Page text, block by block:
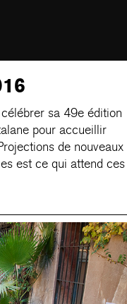
sa 49e édition
pour accueillir
de nouveaux
est ce qui attend ces